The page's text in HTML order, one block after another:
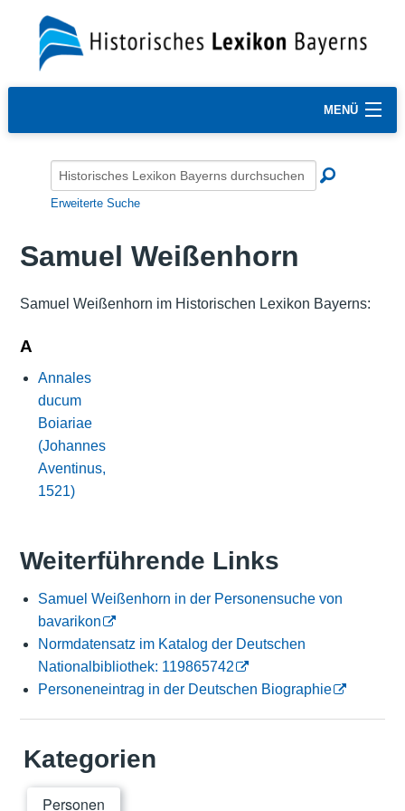
MENÜ
Erweiterte Suche
Samuel Weißenhorn
Samuel Weißenhorn im Historischen Lexikon Bayerns:
A
Annales
ducum
Boiariae
(Johannes
Aventinus,
1521)
Weiterführende Links
Samuel Weißenhorn in der Personensuche von
bavarikon
Normdatensatz im Katalog der Deutschen
Nationalbibliothek: 119865742
Personeneintrag in der Deutschen Biographie
Kategorien
Personen